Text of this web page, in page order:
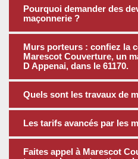
Pourquoi demander des
maçonnerie ?
Murs porteurs : confiez la
Marescot Couverture, un
D Appenai, dans le 61170.
Quels sont les travaux de
Les tarifs avancés par les
Faites appel à Marescot